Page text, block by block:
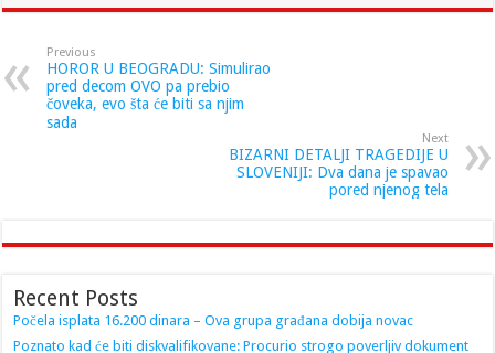
Previous
HOROR U BEOGRADU: Simulirao
pred decom OVO pa prebio
čoveka, evo šta će biti sa njim
sada
Next
BIZARNI DETALJI TRAGEDIJE U
SLOVENIJI: Dva dana je spavao
pored njenog tela
Recent Posts
Počela isplata 16.200 dinara – Ova grupa građana dobija novac
Poznato kad će biti diskvalifikovane: Procurio strogo poverljiv dokument